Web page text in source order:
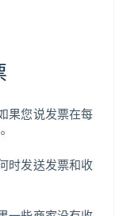
果您说发票在每
时发送发票和收